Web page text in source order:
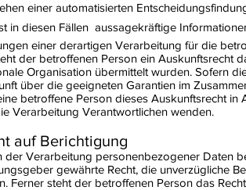
einer automatisierten
in diesen Fällen  aussagekräftige
einer derartigen Verarbeitung für die
der betroffenen Person ein Auskunftsrecht
Organisation übermittelt wurden. Sofern
über die geeigneten Garantien im
betroffene Person dieses Auskunftsrecht
Verarbeitung Verantwortlichen wenden.
auf Berichtigung
der Verarbeitung personenbezogener Daten
gewährte Recht, die unverzügliche
Ferner steht der betroffenen Person das